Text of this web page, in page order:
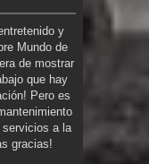
y
Mundo de
de mostrar
que hay
Pero es
servicios a la
gracias!